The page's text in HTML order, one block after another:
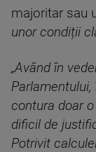
majoritar sau
unor condiții
„Având în
contura doar
dificil de
Potrivit